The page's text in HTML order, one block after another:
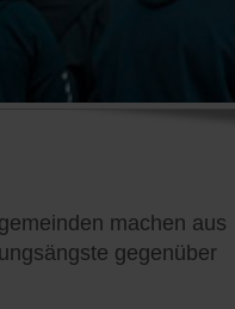
machen aus
gegenüber